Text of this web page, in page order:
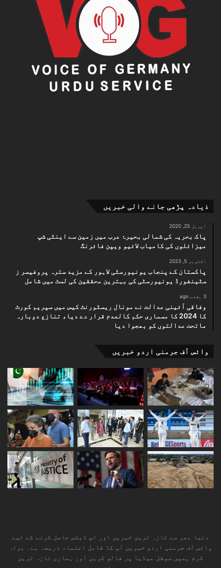
ذیادہ پڑھی جانے والی خبریں
اپریل 25, 2020
پاک بحریہ کی شمالی بحیرۂ عرب میں زمین سے اینٹی شپ
میزائلوں کی کامیاب لائیو ویپن فائرنگ
اکتوبر 5, 2023
پاکستان کے پنجاب یونیورسٹی لاہور کے مزید سترہ پروفیسر ز
سٹینفورڈ یونیورسٹی کی بہترین محققین کی لسٹ میں شامل
3 ہفتے ago
وفاقی آئینی عدالت نے مونال ریسٹورنٹ کیس میں سپریم کورٹ
کا 2024 کا مسماری حکم کالعدم قرار دے دیا، تنازع دوبارہ
ماتحت عدالتوں کو بھجوا دیا
وائس آف جرمنی اردو خبریں
دنیا بھر سے تازہ ترین خبریں اور اپ ڈیٹس حاصل کرنے کے لیے
وائس آف جرمنی اردو خبریں آپ کا قابل اعتماد ذریعہ ہے۔ براہ
کرم ہمیں سوشل میڈیا پر فالو کریں اور ہماری تازہ ترین